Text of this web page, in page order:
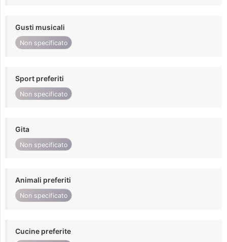
Gusti musicali
Non specificato
Sport preferiti
Non specificato
Gita
Non specificato
Animali preferiti
Non specificato
Cucine preferite